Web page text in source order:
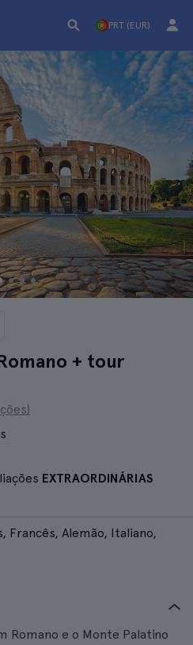
PRT (EUR)
+ tour
EXTRAORDINÁRIAS
Francês, Alemão, Italiano,
Romano e o Monte Palatino